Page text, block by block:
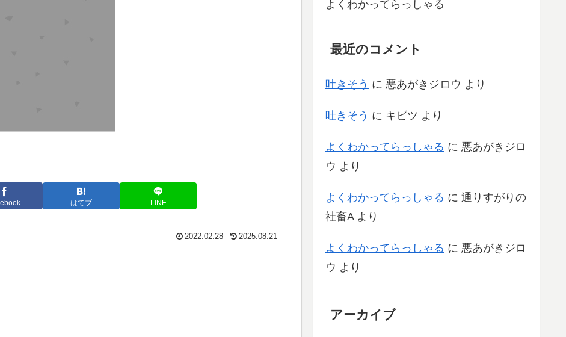
はてブ LINE
2022.02.28 2025.08.21
よくわかってらっしゃる
最近のコメント
吐きそう に 悪あがきジロウ より
吐きそう に キビツ より
よくわかってらっしゃる に 悪あがきジロ
ウ より
よくわかってらっしゃる に 通りすがりの
社畜Aより
よくわかってらっしゃる に 悪あがきジロ
ウ より
アーカイブ